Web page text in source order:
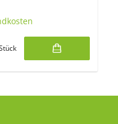
Wert ein oder benutze die